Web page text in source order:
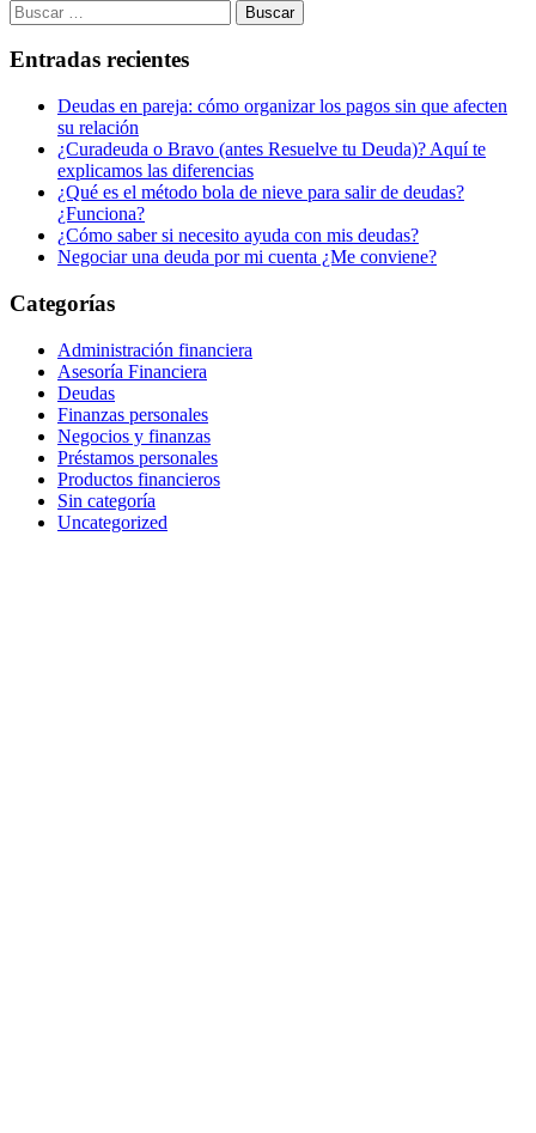
Entradas recientes
Deudas en pareja: cómo organizar los pagos sin que afecten
su relación
¿Curadeuda o Bravo (antes Resuelve tu Deuda)? Aquí te
explicamos las diferencias
¿Qué es el método bola de nieve para salir de deudas?
¿Funciona?
¿Cómo saber si necesito ayuda con mis deudas?
Negociar una deuda por mi cuenta ¿Me conviene?
Categorías
Administración financiera
Asesoría Financiera
Deudas
Finanzas personales
Negocios y finanzas
Préstamos personales
Productos financieros
Sin categoría
Uncategorized